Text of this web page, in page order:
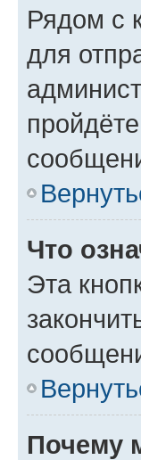
Рядом с
для
Что
Эта
Почему